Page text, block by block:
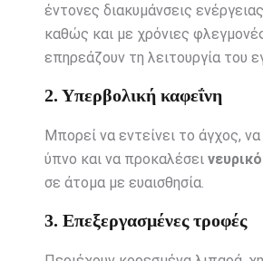
έντονες διακυμάνσεις
καθώς και με χρόνιες
επηρεάζουν τη λειτουργία του
2. Υπερβολική καφεΐνη
Μπορεί να εντείνει το άγχος,
ύπνο και να προκαλέσει
σε άτομα με ευαισθησία.
3. Επεξεργασμένες τροφές